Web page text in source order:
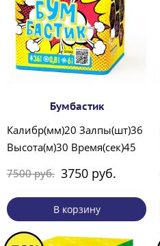
Бумбастик
Калибр(мм)20 Залпы(шт)36
Высота(м)30 Время(сек)45
7500 руб. 3750 руб.
В корзину